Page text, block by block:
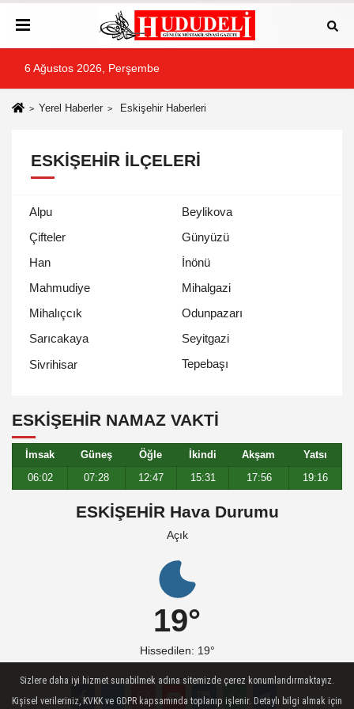
6 Ağustos 2026, Perşembe
Yerel Haberler Eskişehir Haberleri
ESKIŞEHIR İLÇELERI
Alpu
Beylikova
Çifteler
Günyüzü
Han
İnönü
Mahmudiye
Mihalgazi
Mihalıçcık
Odunpazarı
Sarıcakaya
Seyitgazi
Sivrihisar
Tepebaşı
ESKIŞEHIR NAMAZ VAKTİ
İmsak Güneş Öğle İkindi Akşam
Yatsı
06:02
07:28 12:47 15:31 17:56 19:16
ESKİŞEHİR Hava Durumu
Açık
19°
Hissedilen: 19°
Sizlere daha iyi hizmet sunabilmek adına sitemizde çerez konumlandırmaktayız.
Kişisel verileriniz, KVKK ve GDPR kapsamında toplanıp işlenir. Detaylı bilgi almak için